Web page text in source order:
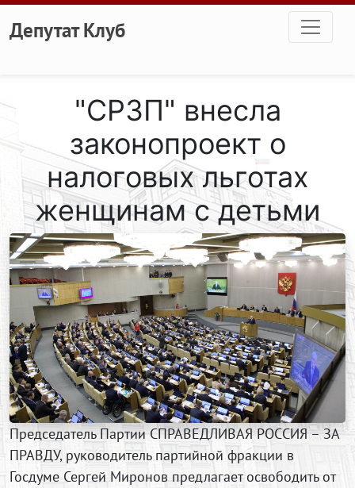
Перейти к основному содержанию
Депутат Клуб
"СРЗП" внесла
законопроект о
налоговых льготах
женщинам с детьми
Председатель Партии СПРАВЕДЛИВАЯ РОССИЯ – ЗА
ПРАВДУ, руководитель партийной фракции в
Госдуме Сергей Миронов предлагает освободить от